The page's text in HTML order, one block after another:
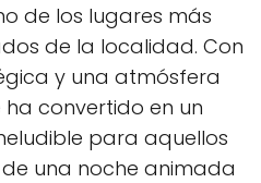
de los lugares más
de la localidad. Con
y una atmósfera
convertido en un
para aquellos
una noche animada